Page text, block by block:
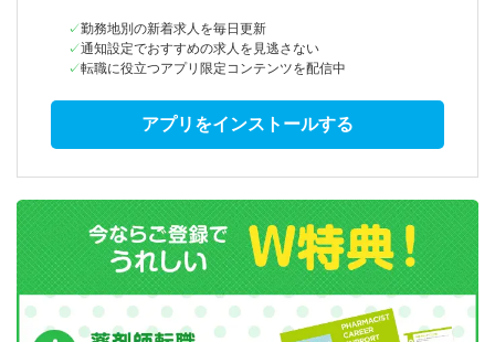
勤務地別の新着求人を毎日更新
通知設定でおすすめの求人を見逃さない
転職に役立つアプリ限定コンテンツを配信中
アプリをインストールする